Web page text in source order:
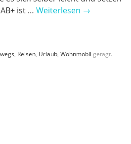
ist … Weiterlesen →
, Reisen, Urlaub, Wohnmobil getagt.